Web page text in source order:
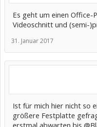
Es geht um einen Office-
Videoschnitt und (semi-
31. Januar 2017
Ist für mich hier nicht so
größere Festplatte